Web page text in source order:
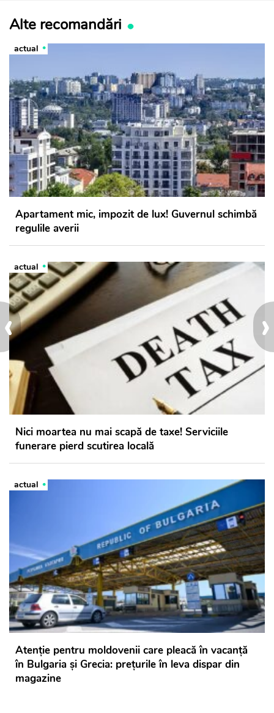
›
‹
Alte recomandări
actual
Apartament mic, impozit de lux! Guvernul schimbă
regulile averii
actual
Nici moartea nu mai scapă de taxe! Serviciile
funerare pierd scutirea locală
actual
Atenție pentru moldovenii care pleacă în vacanță
în Bulgaria și Grecia: prețurile în leva dispar din
magazine